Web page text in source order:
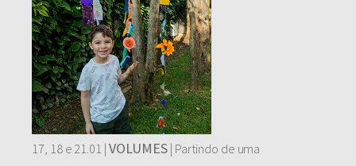
17, 18 e 21.01 | VOLUMES | Partindo de uma